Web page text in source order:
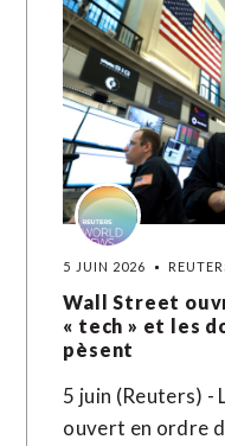
5 JUIN 2026
Wall Street
« tech » et les
pèsent
5 juin (Reuters) -
ouvert en ordre